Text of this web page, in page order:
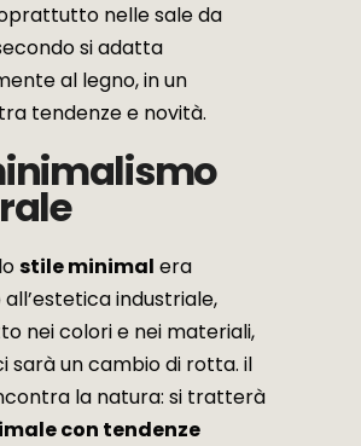
nelle sale da
si adatta
al legno, in un
tendenze e novità.
stile minimal era
industriale,
nei colori e nei materiali,
sarà un cambio di rotta. il
la natura: si tratterà
con tendenze